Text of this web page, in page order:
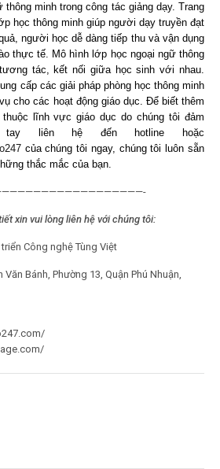
thông minh trong công tác giảng dạy. Trang
học thông minh giúp người dạy truyền đạt
người học dễ dàng tiếp thu và vận dụng
thực tế. Mô hình lớp học ngoại ngữ thông
tác, kết nối giữa học sinh với nhau.
cấp các giải pháp phòng học thông minh
cho các hoạt động giáo dục. Để biết thêm
lĩnh vực giáo dục do chúng tôi đảm
tay liên hệ đến hotline hoặc
của chúng tôi ngay, chúng tôi luôn sẵn
thắc mắc của bạn.
xin vui lòng liên hệ với chúng tôi:
Công nghệ Tùng Việt
Bánh, Phường 13, Quận Phú Nhuận,